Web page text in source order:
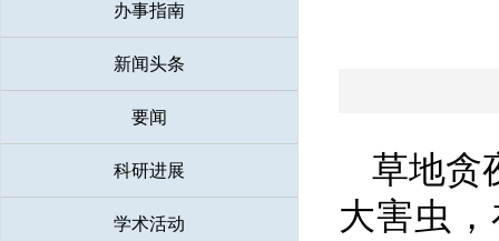
办事指南
新闻头条
要闻
科研进展
学术活动
草地贪
大害虫